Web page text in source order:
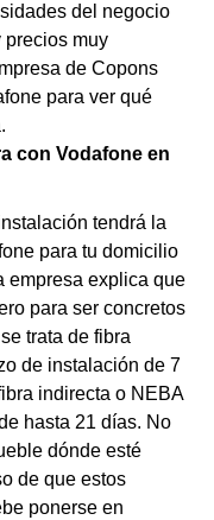
del negocio
precios muy
de Copons
para ver qué
con Vodafone en
tendrá la
para tu domicilio
empresa explica que
para ser concretos
trata de fibra
de instalación de 7
indirecta o NEBA
hasta 21 días. No
dónde esté
de que estos
ponerse en